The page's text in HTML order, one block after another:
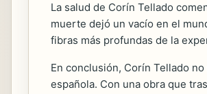
La salud de Corín Tellado
muerte dejó un vacío en el
fibras más profundas de la
En conclusión, Corín Tellado
española. Con una obra que